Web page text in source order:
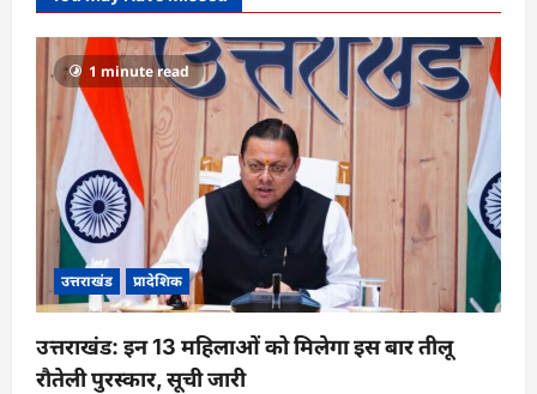
1 minute read
उत्तराखंड प्रादेशिक
उत्तराखंड: इन 13 महिलाओं को मिलेगा इस बार तीलू
रौतेली पुरस्कार, सूची जारी